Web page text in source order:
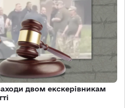
двом екскерівникам